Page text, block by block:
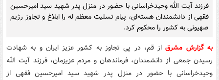
فرزند آیت الله وحیدخراسانی با حضور در منزل پدر شهید سید امیرحسین
فقهی از دانشمندان هسته‌ای، پیام تسلیت معظم له را ابلاغ و تجاوز رژیم
صهیونی به کشور را محکوم کرد.
به گزارش مشرقاز قم، در پی تجاوز به کشور عزیز ایران و به شهادت
رسیدن جمعی از دانشمندان، فرماندهان و مردم عزیزمان، فرزند آیت الله
وحیدخراسانی با حضور در منزل پدر شهید سید امیرحسین فقهی از